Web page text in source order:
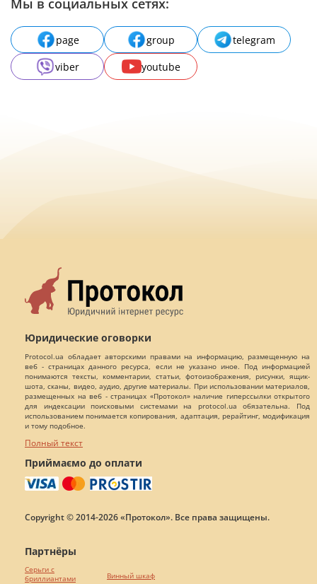
Мы в социальных сетях:
page group
telegram
viber
youtube
Юридические оговорки
Protocol.ua обладает авторскими правами на информацию, размещенную на
веб - страницах данного ресурса, если не указано иное. Под информацией
понимаются тексты, комментарии, статьи, фотоизображения, рисунки, ящик-
шота, сканы, видео, аудио, другие материалы. При использовании материалов,
размещенных на веб - страницах «Протокол» наличие гиперссылки открытого
для индексации поисковыми системами на protocol.ua обязательна. Под
использованием понимается копирования, адаптация, рерайтинг, модификация
и тому подобное.
Полный текст
Приймаємо до оплати
Copyright © 2014-2026 «Протокол». Все права защищены.
Партнёры
Серьги с
бриллиантами
Винный шкаф